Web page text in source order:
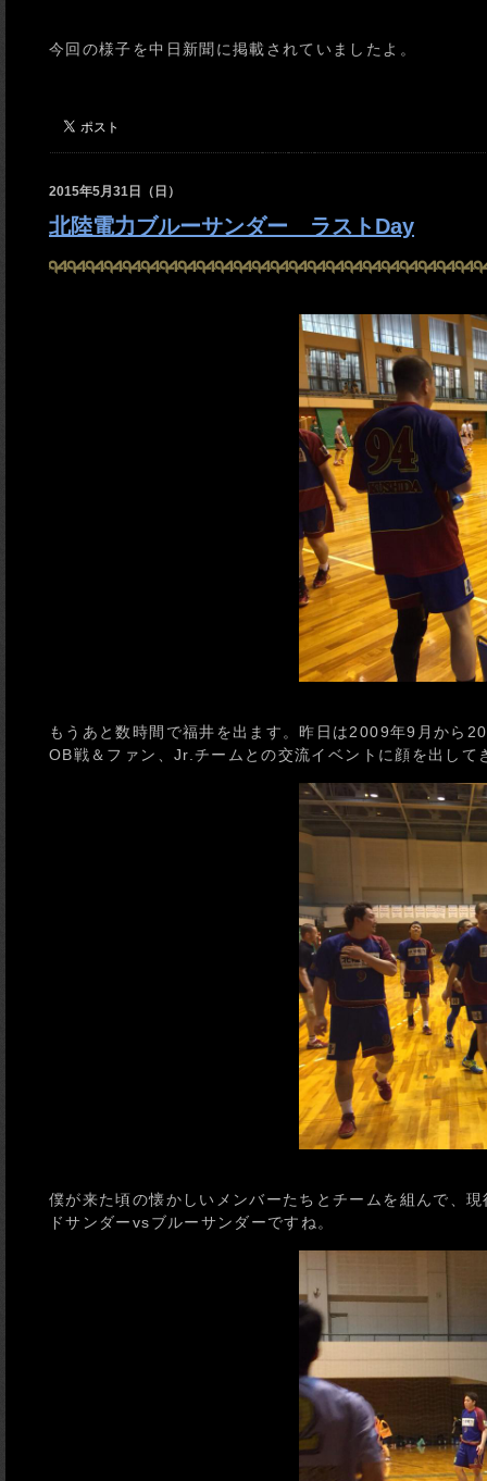
今回の様子を中日新聞に掲載されていましたよ。
2015年5月31日（日）
北陸電力ブルーサンダー ラストDay
もうあと数時間で福井を出ます。昨日は2009年9月から
OB戦＆ファン、Jr.チームとの交流イベントに顔を出して
僕が来た頃の懐かしいメンバーたちとチームを組んで、
ドサンダーvsブルーサンダーですね。